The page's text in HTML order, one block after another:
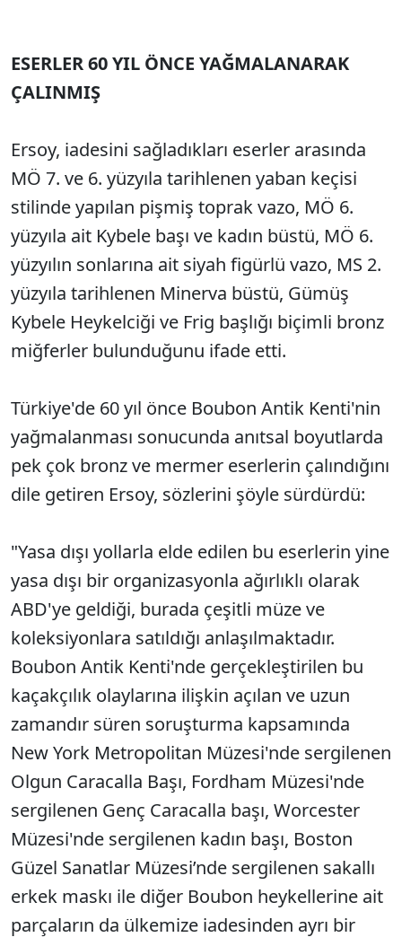
ESERLER 60 YIL ÖNCE YAĞMALANARAK
ÇALINMIŞ
Ersoy, iadesini sağladıkları eserler arasında
MÖ 7. ve 6. yüzyıla tarihlenen yaban keçisi
stilinde yapılan pişmiş toprak vazo, MÖ 6.
yüzyıla ait Kybele başı ve kadın büstü, MÖ 6.
yüzyılın sonlarına ait siyah figürlü vazo, MS 2.
yüzyıla tarihlenen Minerva büstü, Gümüş
Kybele Heykelciği ve Frig başlığı biçimli bronz
miğferler bulunduğunu ifade etti.
Türkiye'de 60 yıl önce Boubon Antik Kenti'nin
yağmalanması sonucunda anıtsal boyutlarda
pek çok bronz ve mermer eserlerin çalındığını
dile getiren Ersoy, sözlerini şöyle sürdürdü:
"Yasa dışı yollarla elde edilen bu eserlerin yine
yasa dışı bir organizasyonla ağırlıklı olarak
ABD'ye geldiği, burada çeşitli müze ve
koleksiyonlara satıldığı anlaşılmaktadır.
Boubon Antik Kenti'nde gerçekleştirilen bu
kaçakçılık olaylarına ilişkin açılan ve uzun
zamandır süren soruşturma kapsamında
New York Metropolitan Müzesi'nde sergilenen
Olgun Caracalla Başı, Fordham Müzesi'nde
sergilenen Genç Caracalla başı, Worcester
Müzesi'nde sergilenen kadın başı, Boston
Güzel Sanatlar Müzesi’nde sergilenen sakallı
erkek maskı ile diğer Boubon heykellerine ait
parçaların da ülkemize iadesinden ayrı bir